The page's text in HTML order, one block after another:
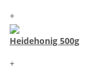
+
Heidehonig 500g
+